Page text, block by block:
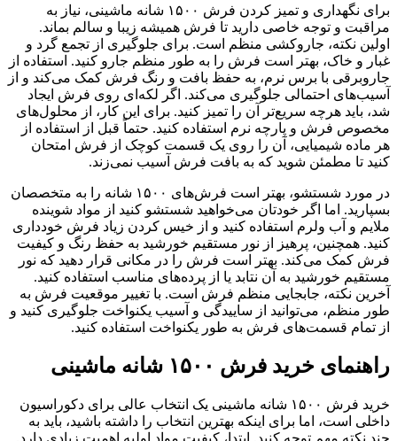
برای نگهداری و تمیز کردن فرش ۱۵۰۰ شانه ماشینی، نیاز به
مراقبت و توجه خاصی دارید تا فرش همیشه زیبا و سالم بماند.
اولین نکته، جاروکشی منظم است. برای جلوگیری از تجمع گرد و
غبار و خاک، بهتر است فرش را به طور منظم جارو کنید. استفاده از
جاروبرقی با برس نرم، به حفظ بافت و رنگ فرش کمک می‌کند و از
آسیب‌های احتمالی جلوگیری می‌کند. اگر لکه‌ای روی فرش ایجاد
شد، باید هرچه سریع‌تر آن را تمیز کنید. برای این کار، از محلول‌های
مخصوص فرش و پارچه نرم استفاده کنید. حتماً قبل از استفاده از
هر ماده شیمیایی، آن را روی یک قسمت کوچک از فرش امتحان
کنید تا مطمئن شوید که به بافت فرش آسیب نمی‌زند.
در مورد شستشو، بهتر است فرش‌های ۱۵۰۰ شانه را به متخصصان
بسپارید. اما اگر خودتان می‌خواهید شستشو کنید از مواد شوینده
ملایم و آب ولرم استفاده کنید و از خیس کردن زیاد فرش خودداری
کنید. همچنین، پرهیز از نور مستقیم خورشید به حفظ رنگ و کیفیت
فرش کمک می‌کند. بهتر است فرش را در مکانی قرار دهید که نور
مستقیم خورشید به آن نتابد یا از پرده‌های مناسب استفاده کنید.
آخرین نکته، جابجایی منظم فرش است. با تغییر موقعیت فرش به
طور منظم، می‌توانید از ساییدگی و آسیب یکنواخت جلوگیری کنید و
از تمام قسمت‌های فرش به طور یکنواخت استفاده کنید.
راهنمای خرید فرش ۱۵۰۰ شانه ماشینی
خرید فرش ۱۵۰۰ شانه ماشینی یک انتخاب عالی برای دکوراسیون
داخلی است، اما برای اینکه بهترین انتخاب را داشته باشید، باید به
چند نکته مهم توجه کنید. ابتدا، کیفیت مواد اولیه اهمیت زیادی دارد.